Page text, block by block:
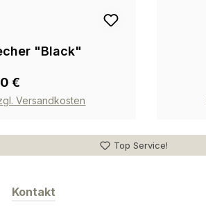
"Black"
€
Versandkosten
Top Service!
Kontakt